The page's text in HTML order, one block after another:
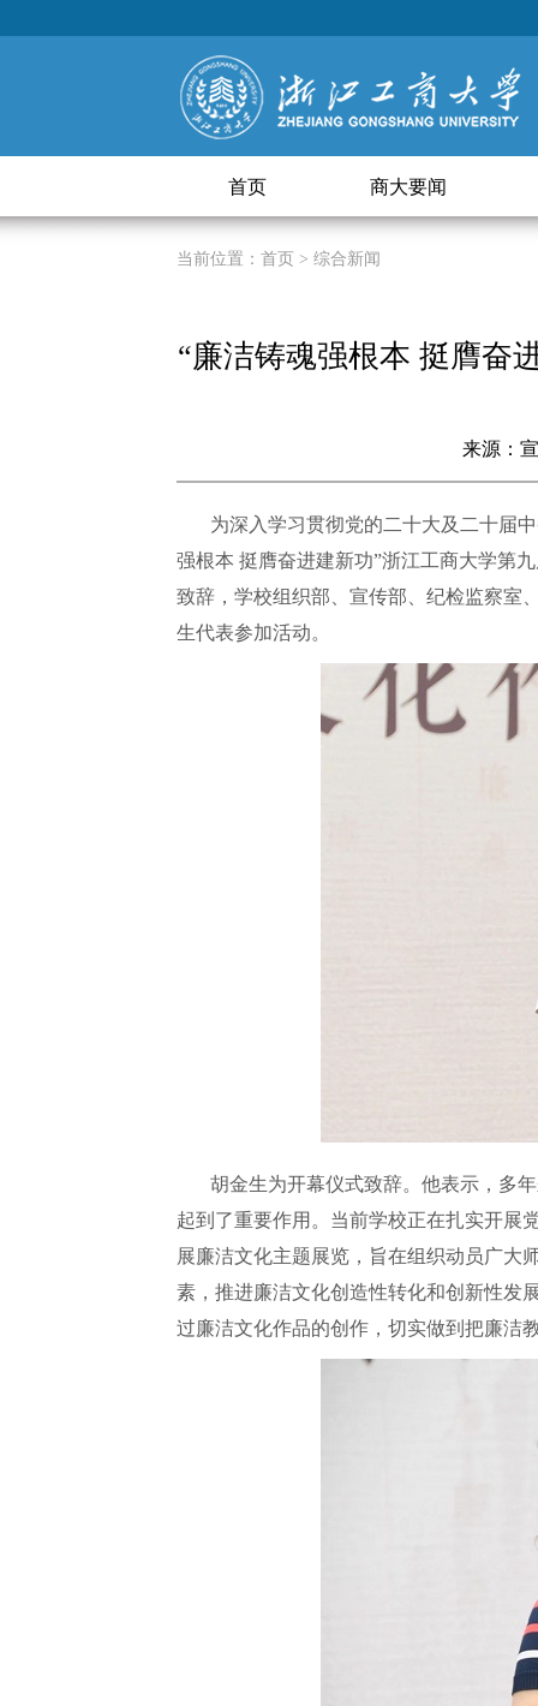
首页 商大要闻
当前位置： 首页 > 综合新闻
“廉洁铸魂强根本 挺膺奋
来源：
为深入学习贯彻党的二十大及二十届
强根本 挺膺奋进建新功”浙江工商大学第
致辞，学校组织部、宣传部、纪检监察室
生代表参加活动。
胡金生为开幕仪式致辞。他表示，多
起到了重要作用。当前学校正在扎实开展
展廉洁文化主题展览，旨在组织动员广大
素，推进廉洁文化创造性转化和创新性发
过廉洁文化作品的创作，切实做到把廉洁